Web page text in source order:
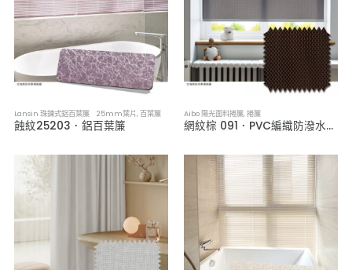
Lansin 珠鍊式鋁百葉簾 25mm葉片,百葉簾
蝕紋25203．鋁百葉簾
Aibo 陽光面料捲簾,捲簾
網紋棕 091．PVC編織防潑水捲簾